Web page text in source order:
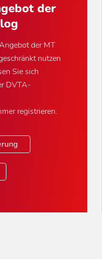
der
der MT
nutzen
Sie sich
DVTA-
registrieren.